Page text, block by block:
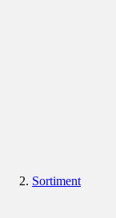
Sortiment